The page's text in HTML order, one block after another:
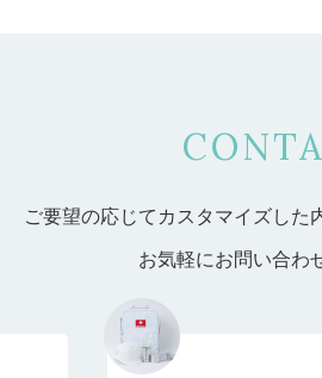
ご要望の応じてカスタマイズした
お気軽にお問い合わ